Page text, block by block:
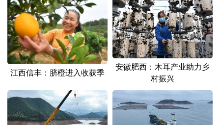
多语种频道
English Español Français عربى
Русский язык 日本語 한국어
江西信丰：脐橙进入收获季
安徽肥西：木耳产业助力乡
村振兴